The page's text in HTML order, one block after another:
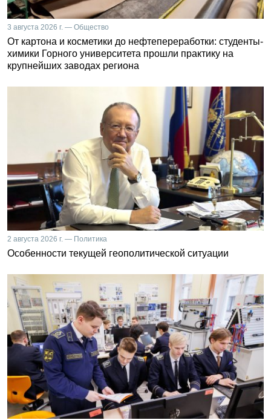
3 августа 2026 г. — Общество
От картона и косметики до нефтепереработки: студенты-
химики Горного университета прошли практику на
крупнейших заводах региона
2 августа 2026 г. — Политика
Особенности текущей геополитической ситуации